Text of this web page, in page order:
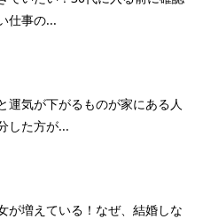
仕事の...
運気が下がるものが家にある人
した方が...
が増えている！なぜ、結婚しな